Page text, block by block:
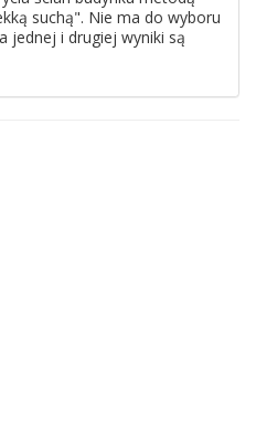
suchą". Nie ma do wyboru
jednej i drugiej wyniki są